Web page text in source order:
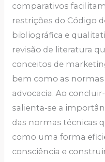
comparativos
restrições do Código
bibliográfica e
revisão de literatura
conceitos de
bem como as
advocacia. Ao
salienta-se a
das normas técnicas
como uma forma
consciência e